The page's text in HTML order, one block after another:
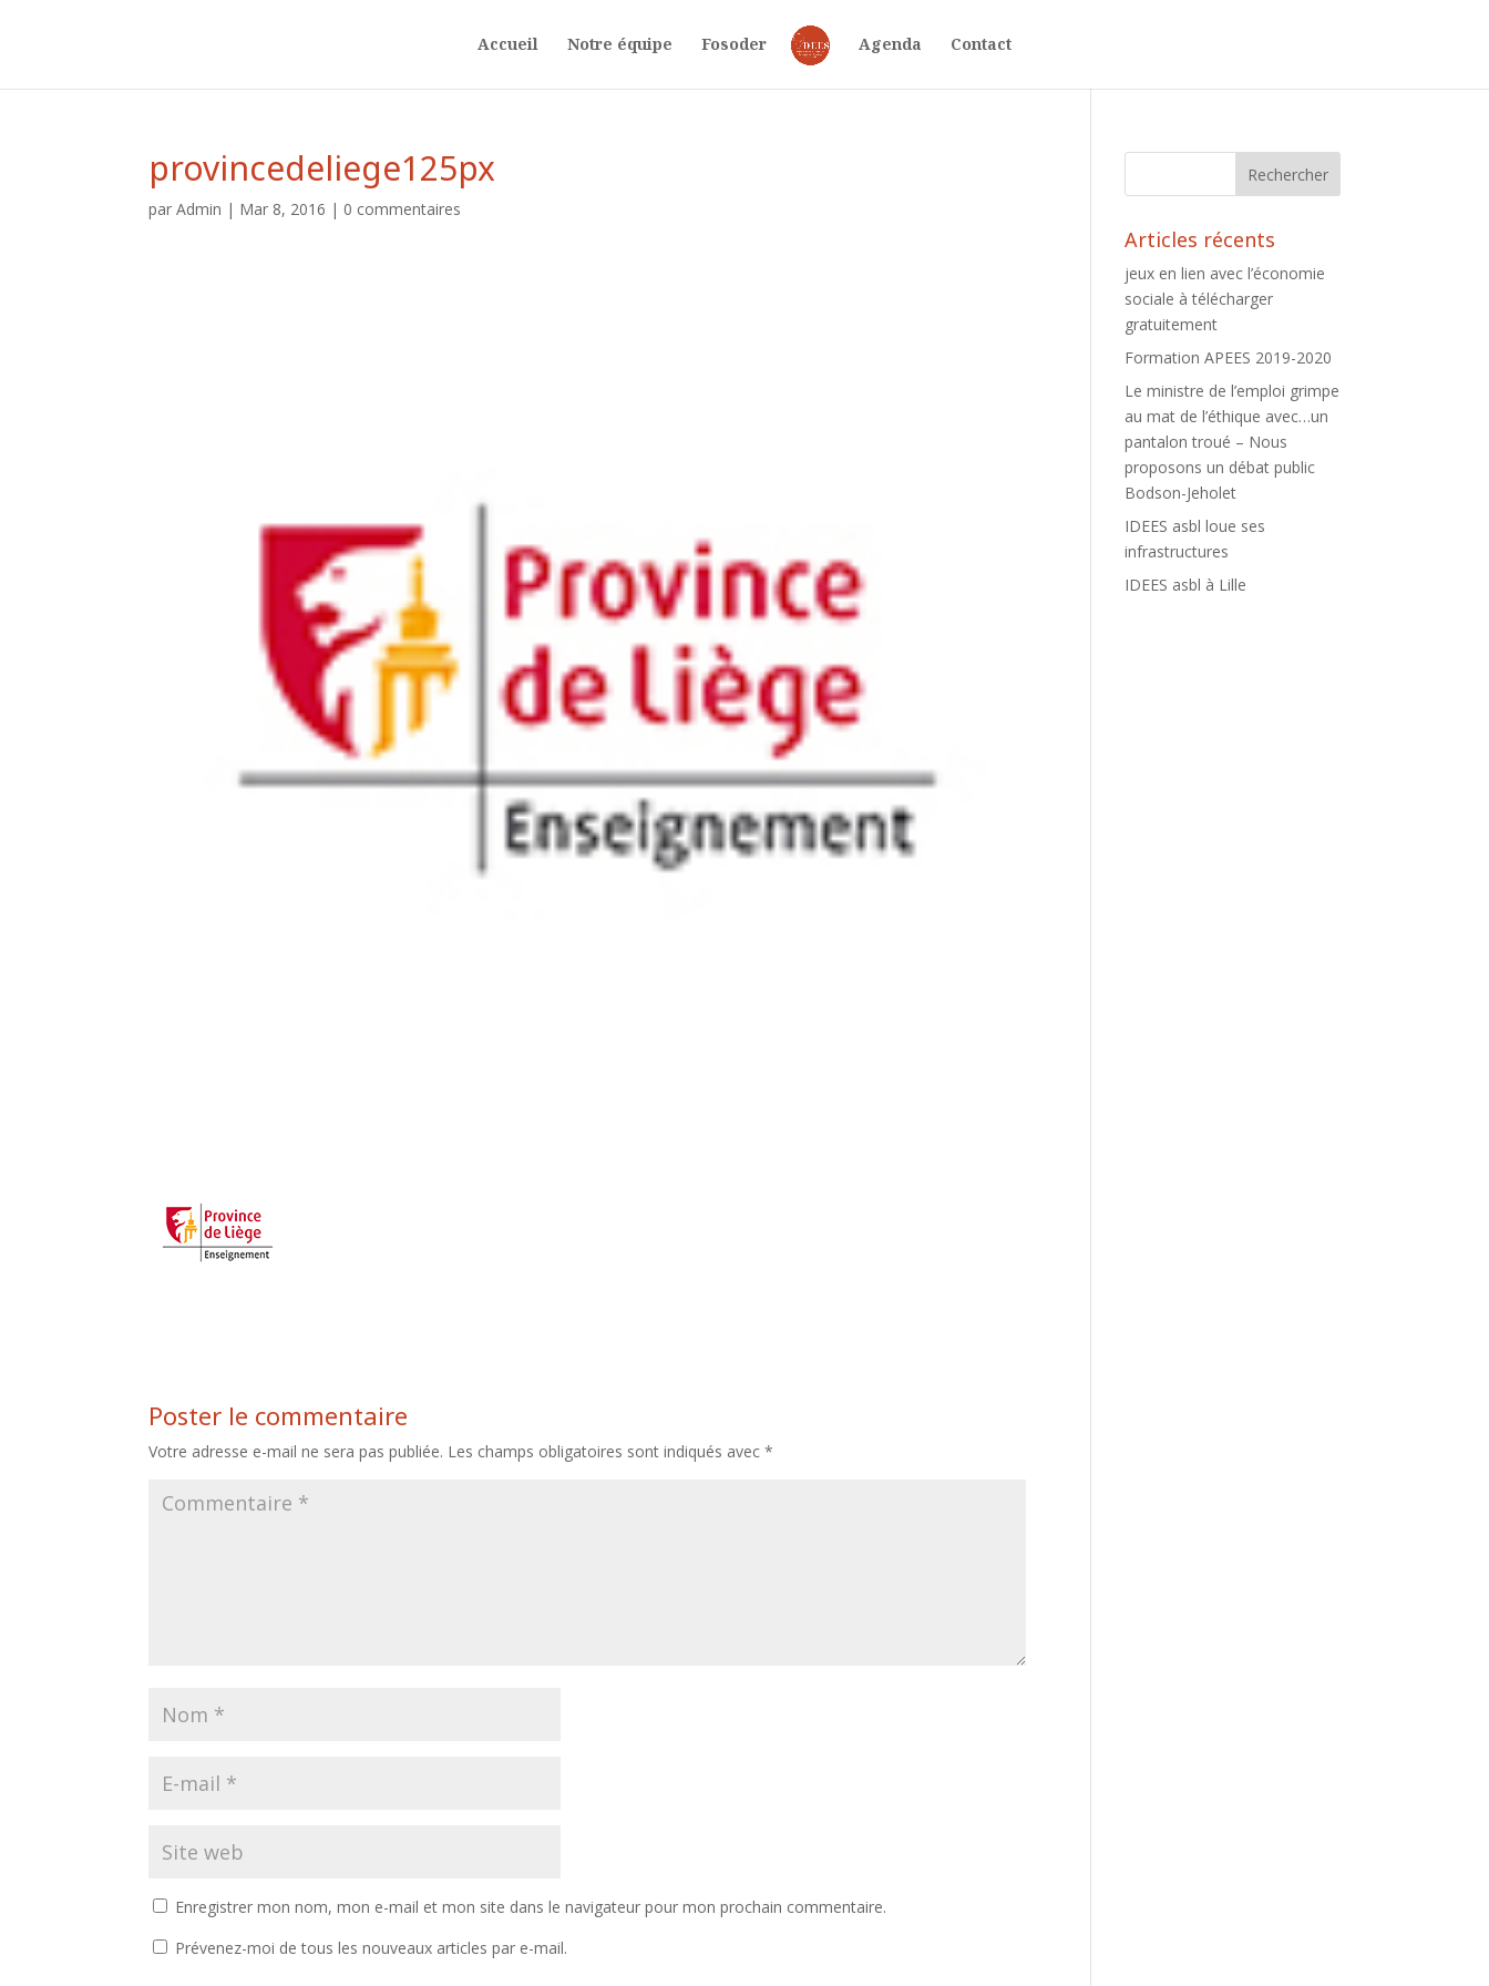
Accueil Notre équipe Fosoder Agenda Contact
provincedeliege125px
parAdmin | Mar 8, 2016 | 0 commentaires
Poster le commentaire
Votre adresse e-mail ne sera pas publiée. Les champs obligatoires sont indiqués avec*
Enregistrer mon nom, mon e-mail et mon site dans le navigateur pour mon prochain commentaire.
Prévenez-moi de tous les nouveaux articles par e-mail.
Articles récents
jeux en lien avec l’économie
sociale à télécharger
gratuitement
Formation APEES 2019-2020
Le ministre de l’emploi grimpe
au mat de l’éthique avec…un
pantalon troué – Nous
proposons un débat public
Bodson-Jeholet
IDEES asbl loue ses
infrastructures
IDEES asbl à Lille